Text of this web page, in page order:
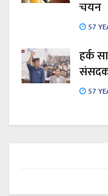
चयन
57
हर्क
57